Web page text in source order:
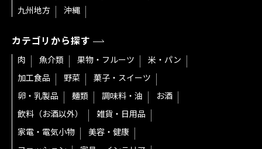
九州地方
沖縄
カテゴリから探す
肉 魚介類 果物・フルーツ
米・パン
加工食品
野菜
菓子・スイーツ
卵・乳製品
麺類 調味料・油
お酒
飲料（お酒以外）
雑貨・日用品
家電・電気小物
美容・健康